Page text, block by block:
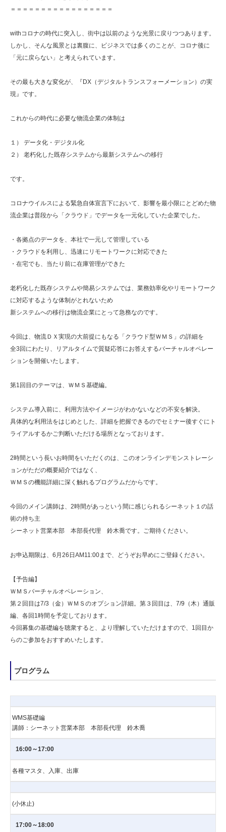
＝＝＝＝＝＝＝＝＝＝＝＝＝＝＝＝＝
withコロナの時代に突入し、街中は以前のような光景に戻りつつあります。
しかし、そんな風景とは裏腹に、ビジネスでは多くのことが、コロナ後に
「元に戻らない」と考えられています。
その最も大きな変化が、『DX（デジタルトランスフォーメーション）の実
現』です。
これからの時代に必要な物流企業の体制は
１） データ化・デジタル化
２） 老朽化した既存システムから最新システムへの移行
です。
コロナウイルスによる緊急自体宣言下において、影響を最小限にとどめた物
流企業は普段から「クラウド」でデータを一元化していた企業でした。
・各拠点のデータを、本社で一元して管理している
・クラウドを利用し、迅速にリモートワークに対応できた
・在宅でも、当たり前に在庫管理ができた
老朽化した既存システムや簡易システムでは、業務効率化やリモートワーク
に対応するような体制がとれないため
新システムへの移行は物流企業にとって急務なのです。
今回は、物流ＤＸ実現の大前提にもなる「クラウド型ＷＭＳ」の詳細を
全3回にわたり、リアルタイムで質疑応答にお答えするバーチャルオペレー
ションを開催いたします。
第1回目のテーマは、ＷＭＳ基礎編。
システム導入前に、利用方法やイメージがわかないなどの不安を解決。
具体的な利用法をはじめとした、詳細を把握できるのでセミナー後すぐにト
ライアルするかご判断いただける場所となっております。
2時間という長いお時間をいただくのは、このオンラインデモンストレーシ
ョンがただの概要紹介ではなく、
ＷＭＳの機能詳細に深く触れるプログラムだからです。
今回のメイン講師は、2時間があっという間に感じられるシーネット１の話
術の持ち主
シーネット営業本部 本部長代理 鈴木喬です。ご期待ください。
お申込期限は、6月26日AM11:00まで、どうぞお早めにご登録ください。
【予告編】
ＷＭＳバーチャルオペレーション、
第２回目は7/3（金）ＷＭＳのオプション詳細。第３回目は、7/9（木）通販
編、各回1時間を予定しております。
今回募集の基礎編を聴衆すると、より理解していただけますので、1回目か
らのご参加をおすすめいたします。
プログラム
WMS基礎編
講師：シーネット営業本部 本部長代理 鈴木喬
16:00～17:00
各種マスタ、入庫、出庫
(小休止)
17:00～18:00